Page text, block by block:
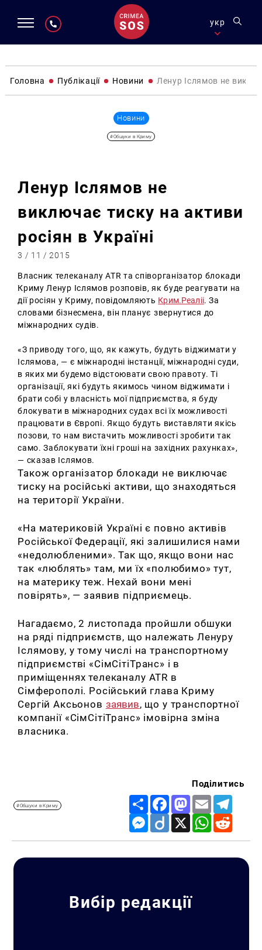
укр
Головна Публікації Новини Ленур Іслямов не
Новини
#Обшуки в Криму
Ленур Іслямов не
виключає тиску на активи
росіян в Україні
3 / 11 / 2015
Власник телеканалу ATR та співорганізатор блокади
Криму Ленур Іслямов розповів, як буде реагувати на
дії росіян у Криму, повідомляють Крим.Реаліі.За
словами бізнесмена, він планує звернутися до
міжнародних судів.
«З приводу того, що, як кажуть, будуть віджимати у
Іслямова, — є міжнародні інстанції, міжнародні суди,
в яких ми будемо відстоювати свою правоту.Ті
організації, які будуть якимось чином віджимати і
брати собі у власність мої підприємства, я буду
блокувати в міжнародних судах всі їх можливості
працювати в Європі. Якщо будуть виставляти якісь
позови, то нам вистачить можливості зробити так
само.Заблокувати їхні гроші на західних рахунках»,
— сказав Іслямов.
Також організатор блокади не виключає
тиску на російські активи, що знаходяться
на території України.
«На материковій Україні є повно активів
Російської Федерації, які залишилися нами
«недолюбленими».Так що, якщо вони нас
так «люблять» там, ми їх «полюбимо» тут,
на материку теж. Нехай вони мені
повірять», —заявив підприємець.
Нагадаємо, 2 листопада пройшли обшуки
на ряді підприємств, що належать Ленуру
Іслямову, у тому числі на транспортному
підприємстві «СімСітіТранс» і в
приміщеннях телеканалу ATR в
Сімферополі. Російський глава Криму
Сергій Аксьонов заявив, що у транспортної
компанії «СімСітіТранс» імовірна зміна
власника.
#Обшуки в Криму
Поділитись
Share FacebookMastodon
Email
Messenger
Diigo X WhatsApp
Вибір редакції